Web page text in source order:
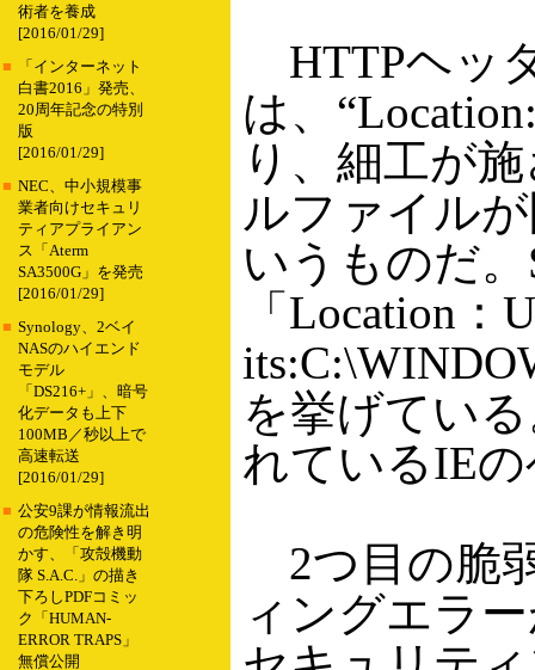
術者を養成
[2016/01/29]
■
「インターネット
白書2016」発売、
20周年記念の特別
版
[2016/01/29]
■ NEC、中小規模事
業者向けセキュリ
ティアプライアン
ス「Aterm
SA3500G」を発売
[2016/01/29]
■ Synology、2ベイ
NASのハイエンド
モデル
「DS216+」、暗号
化データも上下
100MB／秒以上で
高速転送
[2016/01/29]
■ 公安9課が情報流出
の危険性を解き明
かす、「攻殻機動
隊 S.A.C.」の描き
下ろしPDFコミッ
ク「HUMAN-
ERROR TRAPS」
無償公開
HTTPヘッ
は、
り、細工が
ルファイル
いうものだ
「Location：
を挙げてい
れているIE
2つ目の脆
ィングエラ